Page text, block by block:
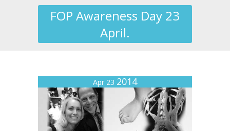
FOP Awareness Day 23
April.
Apr 23 2014